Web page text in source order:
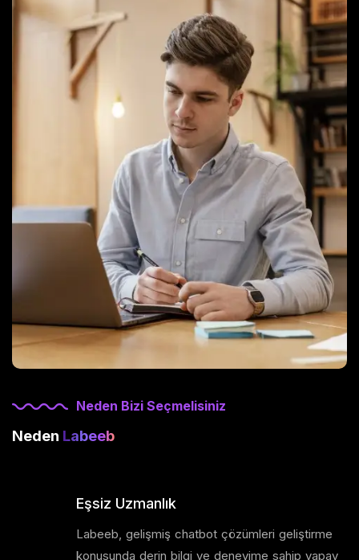
Neden Bizi Seçmelisiniz
Neden Labeeb
Eşsiz Uzmanlık
Labeeb, gelişmiş chatbot çözümleri geliştirme
konusunda derin bilgi ve deneyime sahip yapay